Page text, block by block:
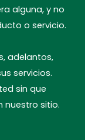
alguna, y no
o servicio.
adelantos,
servicios.
sin que
nuestro sitio.